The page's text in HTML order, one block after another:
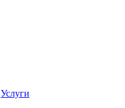
Услуги